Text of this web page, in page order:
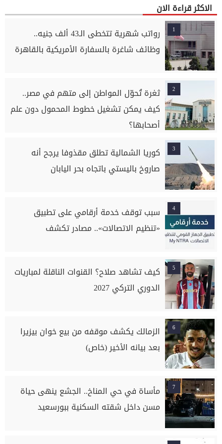
الاكثر قراءة الان
1
رواتب شهرية تتخطى الـ43 ألف جنيه..
وظائف شاغرة بالسفارة الأمريكية بالقاهرة
2
ثغرة تُحوّل المواطن إلى متهم في مصر..
كيف يمكن تشغيل خطوط المحمول دون علم
أصحابها؟
3
كوريا الشمالية تطلق مقذوفا يرجح أنه
صاروخ باليستي باتجاه بحر اليابان
4
سبب توقف خدمة أرقامي على تطبيق
«تنظيم الاتصالات».. مصادر تكشف
5
كيف تشاهد صلاح؟ القنوات الناقلة لمباريات
الدوري التركي 2027
6
الزمالك يكشف موقفه من بيع خوان بيزيرا
بعد بيانه الأخير (خاص)
7
مأساة في حي المناخ.. الجشع ينهى حياة
مسن داخل شقته السكنية ببورسعيد